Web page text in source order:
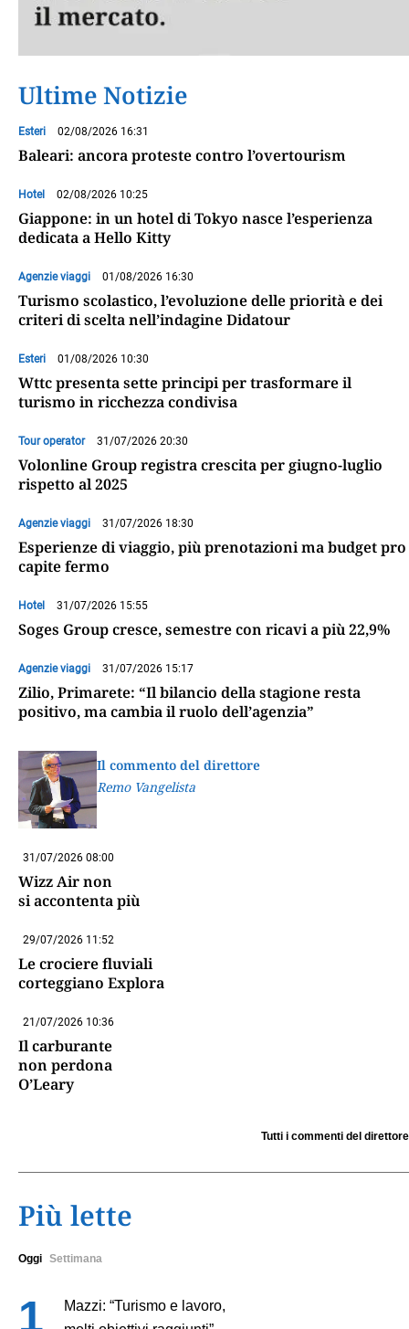
Ultime Notizie
Esteri 02/08/2026 16:31
Baleari: ancora proteste contro l’overtourism
Hotel 02/08/2026 10:25
Giappone: in un hotel di Tokyo nasce l’esperienza
dedicata a Hello Kitty
Agenzie viaggi 01/08/2026 16:30
Turismo scolastico, l’evoluzione delle priorità e dei
criteri di scelta nell’indagine Didatour
Esteri 01/08/2026 10:30
Wttc presenta sette principi per trasformare il
turismo in ricchezza condivisa
Tour operator 31/07/2026 20:30
Volonline Group registra crescita per giugno-luglio
rispetto al 2025
Agenzie viaggi 31/07/2026 18:30
Esperienze di viaggio, più prenotazioni ma budget pro
capite fermo
Hotel 31/07/2026 15:55
Soges Group cresce, semestre con ricavi a più 22,9%
Agenzie viaggi 31/07/2026 15:17
Zilio, Primarete: “Il bilancio della stagione resta
positivo, ma cambia il ruolo dell’agenzia”
Il commento del direttore
Remo Vangelista
31/07/2026 08:00
Wizz Air non
si accontenta più
29/07/2026 11:52
Le crociere fluviali
corteggiano Explora
21/07/2026 10:36
Il carburante
non perdona
O’Leary
Tutti i commenti del direttore
Più lette
Oggi Settimana
Mazzi: “Turismo e lavoro,